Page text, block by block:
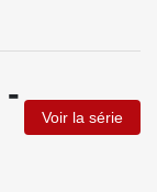
Voir la série